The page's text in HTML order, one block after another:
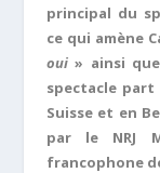
principal du
ce qui amène
oui» ainsi que
spectacle
Suisse et en
par le NRJ
francophone